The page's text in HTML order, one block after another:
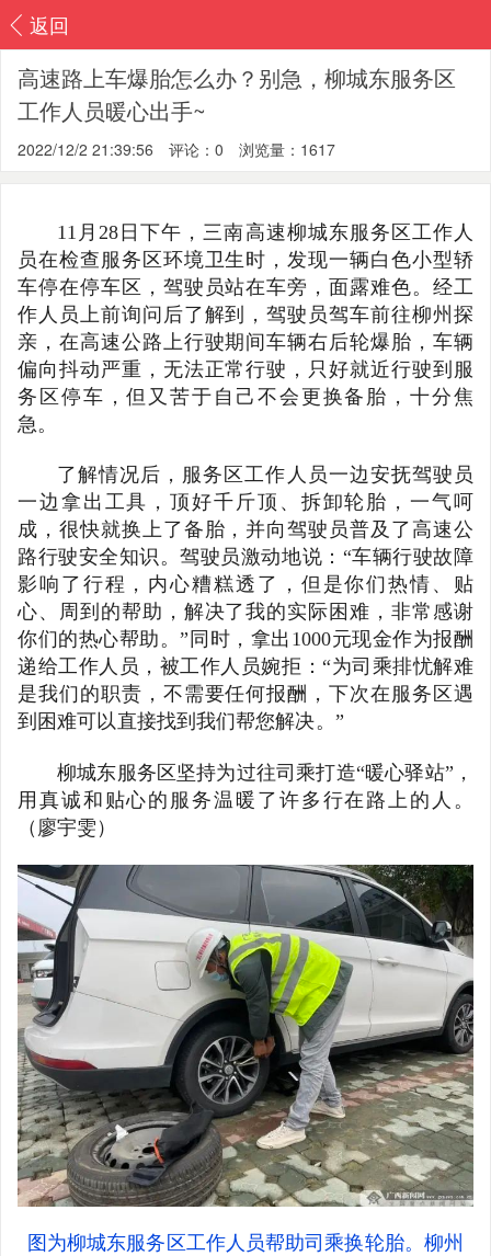
返回
高速路上车爆胎怎么办？别急，柳城东服务区
工作人员暖心出手~
2022/12/2 21:39:56 评论：0 浏览量：1617
11月28日下午，三南高速柳城东服务区工作人
员在检查服务区环境卫生时，发现一辆白色小型轿
车停在停车区，驾驶员站在车旁，面露难色。经工
作人员上前询问后了解到，驾驶员驾车前往柳州探
亲，在高速公路上行驶期间车辆右后轮爆胎，车辆
偏向抖动严重，无法正常行驶，只好就近行驶到服
务区停车，但又苦于自己不会更换备胎，十分焦
急。
了解情况后，服务区工作人员一边安抚驾驶员
一边拿出工具，顶好千斤顶、拆卸轮胎，一气呵
成，很快就换上了备胎，并向驾驶员普及了高速公
路行驶安全知识。驾驶员激动地说：“车辆行驶故障
影响了行程，内心糟糕透了，但是你们热情、贴
心、周到的帮助，解决了我的实际困难，非常感谢
你们的热心帮助。”同时，拿出1000元现金作为报酬
递给工作人员，被工作人员婉拒：“为司乘排忧解难
是我们的职责，不需要任何报酬，下次在服务区遇
到困难可以直接找到我们帮您解决。”
柳城东服务区坚持为过往司乘打造“暖心驿站”，
用真诚和贴心的服务温暖了许多行在路上的人。
（廖宇雯）
图为柳城东服务区工作人员帮助司乘换轮胎。柳州